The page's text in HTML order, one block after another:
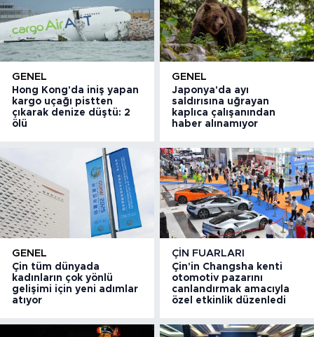
GENEL
Hong Kong'da iniş yapan
kargo uçağı pistten
çıkarak denize düştü: 2
ölü
GENEL
Japonya'da ayı
saldırısına uğrayan
kaplıca çalışanından
haber alınamıyor
GENEL
Çin tüm dünyada
kadınların çok yönlü
gelişimi için yeni adımlar
atıyor
ÇIN FUARLARI
Çin'in Changsha kenti
otomotiv pazarını
canlandırmak amacıyla
özel etkinlik düzenledi